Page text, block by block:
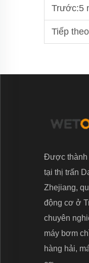
Trước:5
Tiếp
Được thành
tại thị trấn
Zhejiang,
động cơ ở
chuyên
máy bơm
hàng hải,